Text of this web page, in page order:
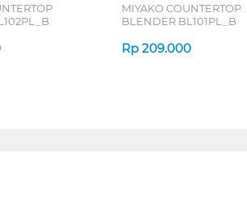
MIYAKO COUNTERTOP
BLENDER BL101PL_B
Rp 209.000